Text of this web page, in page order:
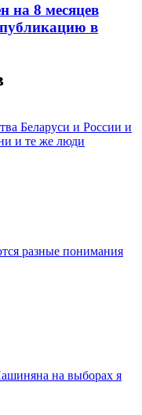
на 8 месяцев
в
Беларуси и России и
и те же люди
разные понимания
на выборах я